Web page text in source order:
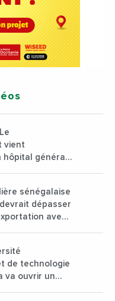
vient
hôpital général
sénégalaise
dépasser
avec
de technologie
va ouvrir un